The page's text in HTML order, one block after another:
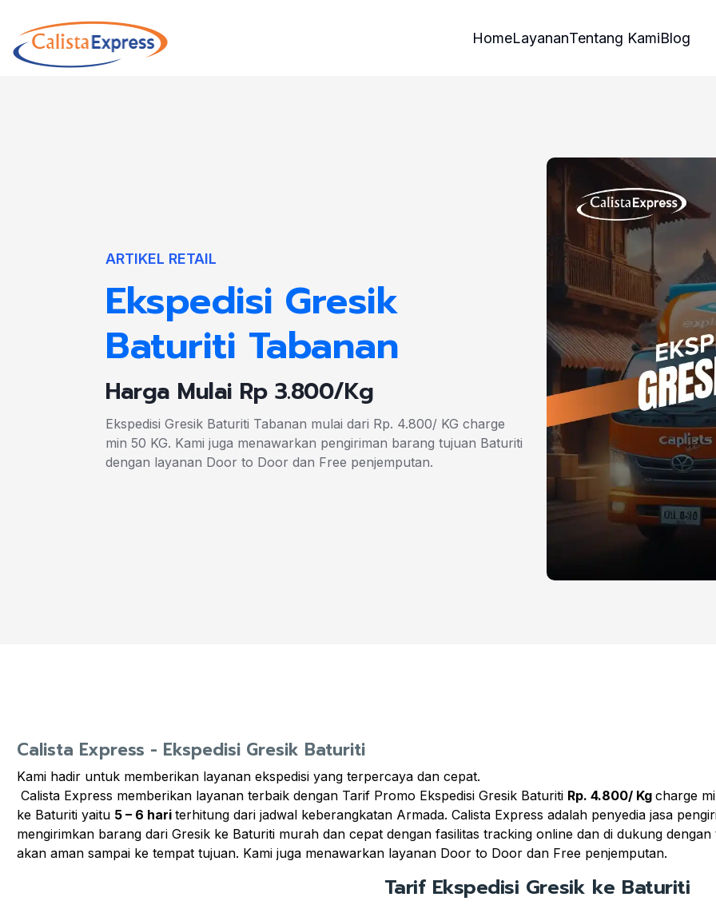
HomeLayananTentang KamiBlog
ARTIKEL RETAIL
Ekspedisi Gresik
Baturiti Tabanan
Harga Mulai Rp 3.800/Kg
Ekspedisi Gresik Baturiti Tabanan mulai dari Rp. 4.800/ KG charge
min 50 KG. Kami juga menawarkan pengiriman barang tujuan Baturiti
dengan layanan Door to Door dan Free penjemputan.
Calista Express - Ekspedisi Gresik Baturiti
Kami hadir untuk memberikan layanan ekspedisi yang terpercaya dan cepat.
Calista Express memberikan layanan terbaik dengan Tarif Promo Ekspedisi Gresik Baturiti Rp. 4.800/ Kg charge
ke Baturiti yaitu 5 – 6 hari terhitung dari jadwal keberangkatan Armada. Calista Express adalah penyedia jasa
mengirimkan barang dari Gresik ke Baturiti murah dan cepat dengan fasilitas tracking online dan di dukung
akan aman sampai ke tempat tujuan. Kami juga menawarkan layanan Door to Door dan Free penjemputan.
Tarif Ekspedisi Gresik ke Baturiti